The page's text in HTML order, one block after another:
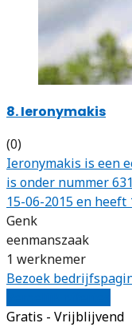
8. Ieronymakis
(0)
Ieronymakis is een
is onder nummer
15-06-2015 en heeft
Genk
eenmanszaak
1 werknemer
Bezoek
Gratis - Vrijblijvend